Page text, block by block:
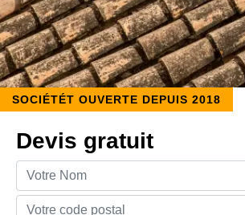
SOCIÉTÉT OUVERTE DEPUIS 2018
Devis gratuit